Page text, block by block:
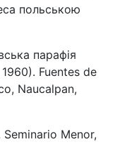
польською
парафія
1960). Fuentes de
Naucalpan,
Seminario Menor,